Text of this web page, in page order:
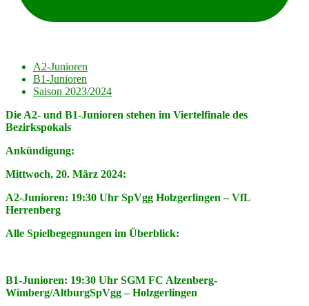
A2-Junioren
B1-Junioren
Saison 2023/2024
Die A2- und B1-Junioren stehen im Viertelfinale des
Bezirkspokals
Ankündigung:
Mittwoch, 20. März 2024:
A2-Junioren: 19:30 Uhr SpVgg Holzgerlingen – VfL
Herrenberg
Alle Spielbegegnungen im Überblick:
B1-Junioren: 19:30 Uhr SGM FC Alzenberg-
Wimberg/AltburgSpVgg – Holzgerlingen